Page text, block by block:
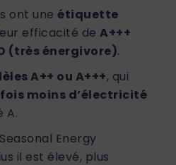
ont une étiquette
efficacité de A+++
(très énergivore).
A++ ou A+++, qui
moins d’électricité
A.
Energy
il est élevé, plus